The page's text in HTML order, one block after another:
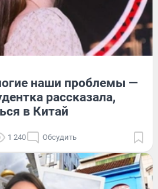
наши проблемы —
рассказала,
в Китай
1 240 Обсудить